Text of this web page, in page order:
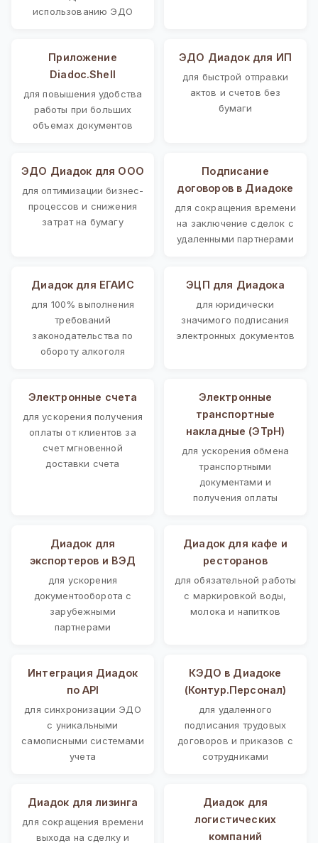
использованию ЭДО
Приложение
Diadoc.Shell
для повышения удобства
работы при больших
объемах документов
ЭДО Диадок для ИП
для быстрой отправки
актов и счетов без
бумаги
ЭДО Диадок для ООО
для оптимизации бизнес-
процессов и снижения
затрат на бумагу
Подписание
договоров в Диадоке
для сокращения времени
на заключение сделок с
удаленными партнерами
Диадок для ЕГАИС
для 100% выполнения
требований
законодательства по
обороту алкоголя
ЭЦП для Диадока
для юридически
значимого подписания
электронных документов
Электронные счета
для ускорения получения
оплаты от клиентов за
счет мгновенной
доставки счета
Электронные
транспортные
накладные (ЭТрН)
для ускорения обмена
транспортными
документами и
получения оплаты
Диадок для
экспортеров и ВЭД
для ускорения
документооборота с
зарубежными
партнерами
Диадок для кафе и
ресторанов
для обязательной работы
с маркировкой воды,
молока и напитков
Интеграция Диадок
по API
для синхронизации ЭДО
с уникальными
самописными системами
учета
КЭДО в Диадоке
(Контур.Персонал)
для удаленного
подписания трудовых
договоров и приказов с
сотрудниками
Диадок для лизинга
для сокращения времени
выхода на сделку и
Диадок для
логистических
компаний